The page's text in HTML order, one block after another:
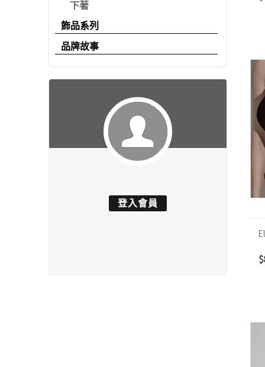
下著
飾品系列
品牌故事
登入會員